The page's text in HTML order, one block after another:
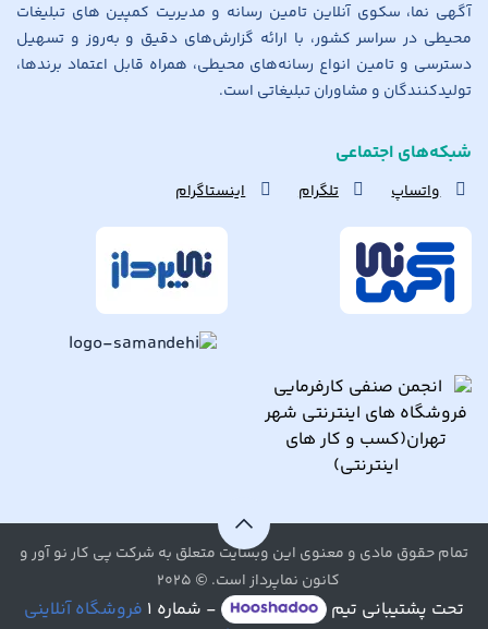
آگهی نما، سکوی آنلاین تامین رسانه و مدیریت کمپین های تبلیغات
محیطی در سراسر کشور، با ارائه گزارش‌های دقیق و به‌روز و تسهیل
دسترسی و تامین انواع رسانه‌های محیطی، همراه قابل اعتماد برندها،
تولیدکنندگان و مشاوران تبلیغاتی است.
شبکه‌های اجتماعی
واتساپ تلگرام اینستاگرام
تمام حقوق مادی و معنوی این وبسایت متعلق به شرکت پی کار نو آور و
کانون نماپرداز است. © ۲۰۲۵
تحت پشتیبانی تیم - شماره ۱ فروشگاه آنلاینی